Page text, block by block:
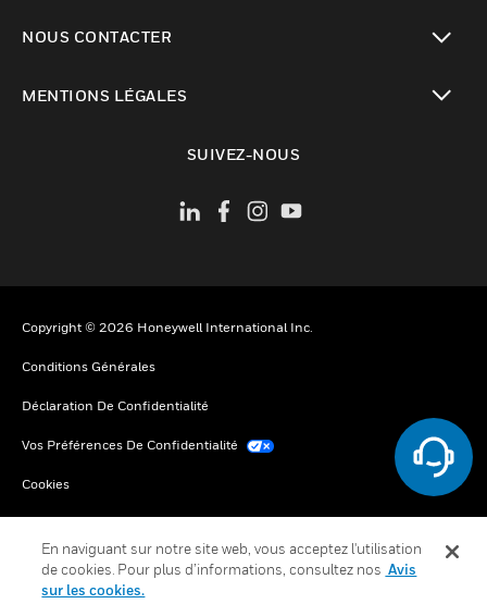
NOUS CONTACTER
MENTIONS LÉGALES
SUIVEZ-NOUS
Copyright © 2026 Honeywell International Inc.
Conditions Générales
Déclaration De Confidentialité
Vos Préférences De Confidentialité
Cookies
En naviguant sur notre site web, vous acceptez l'utilisation
de cookies. Pour plus d’informations, consultez nos Avis
sur les cookies.